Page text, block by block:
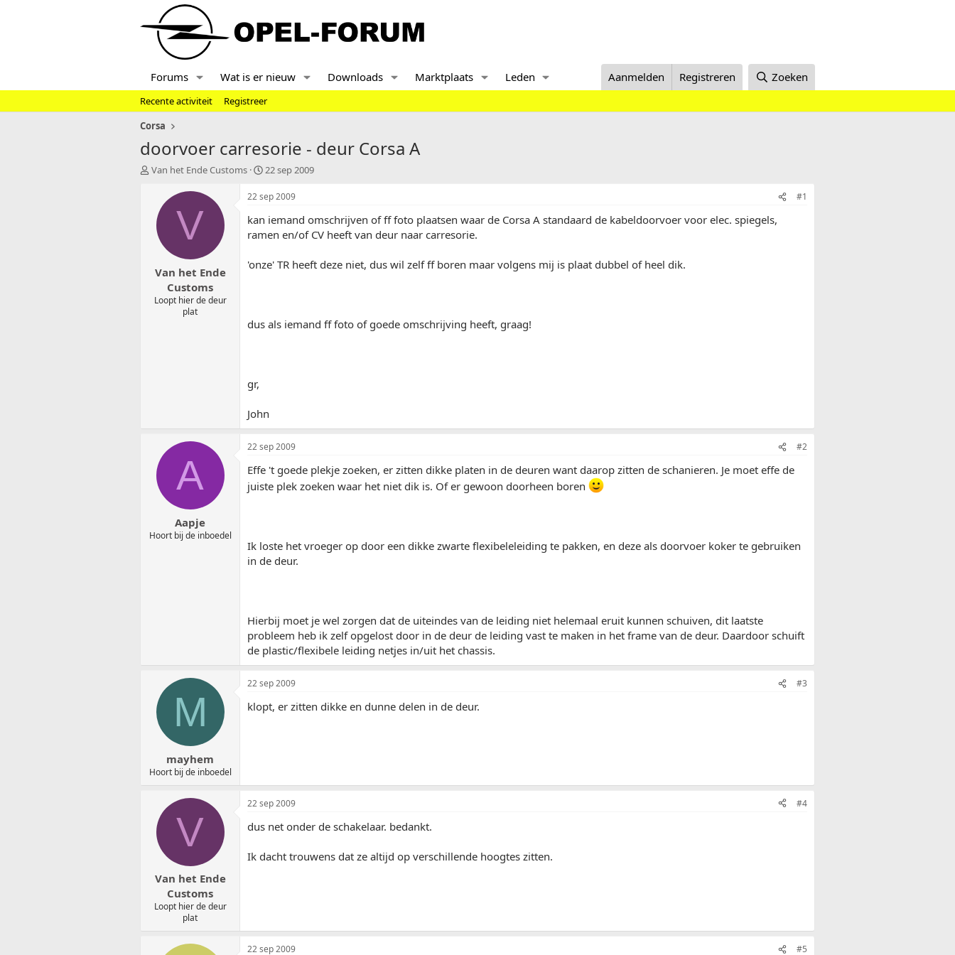
Forums Wat is er nieuw Downloads Marktplaats Leden Aanmelden Registreren Zoeken
Recente activiteit
Registreer
Corsa
doorvoer carresorie - deur Corsa A
T
e
Van het Ende Customs
S
a
d
u
22 sep 2009
V
Van het Ende
Customs
Loopt hier de deur
plat
22 sep 2009 #1
kan iemand omschrijven of ff foto plaatsen waar de Corsa A standaard de kabeldoorvoer voor elec. spiegels,
ramen en/of CV heeft van deur naar carresorie.
'onze' TR heeft deze niet, dus wil zelf ff boren maar volgens mij is plaat dubbel of heel dik.
dus als iemand ff foto of goede omschrijving heeft, graag!
gr,
John
A
Aapje
Hoort bij de inboedel
22 sep 2009 #2
Effe 't goede plekje zoeken, er zitten dikke platen in de deuren want daarop zitten de schanieren. Je moet effe de
juiste plek zoeken waar het niet dik is. Of er gewoon doorheen boren
Ik loste het vroeger op door een dikke zwarte flexibeleleiding te pakken, en deze als doorvoer koker te gebruiken
in de deur.
Hierbij moet je wel zorgen dat de uiteindes van de leiding niet helemaal eruit kunnen schuiven, dit laatste
probleem heb ik zelf opgelost door in de deur de leiding vast te maken in het frame van de deur. Daardoor schuift
de plastic/flexibele leiding netjes in/uit het chassis.
M
mayhem
Hoort bij de inboedel
22 sep 2009 #3
klopt, er zitten dikke en dunne delen in de deur.
V
Van het Ende
Customs
Loopt hier de deur
plat
22 sep 2009 #4
dus net onder de schakelaar. bedankt.
Ik dacht trouwens dat ze altijd op verschillende hoogtes zitten.
22 sep 2009 #5